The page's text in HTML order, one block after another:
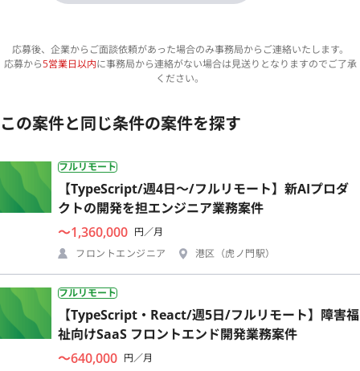
応募後、企業からご面談依頼があった場合のみ事務局からご連絡いたします。
応募から5営業日以内に事務局から連絡がない場合は見送りとなりますのでご了承
ください。
この案件と同じ条件の案件を探す
フルリモート
【TypeScript/週4日〜/フルリモート】新AIプロダ
クトの開発を担エンジニア業務案件
〜1,360,000 円／月
フロントエンジニア
港区（虎ノ門駅）
フルリモート
【TypeScript・React/週5日/フルリモート】障害福
祉向けSaaS フロントエンド開発業務案件
〜640,000 円／月